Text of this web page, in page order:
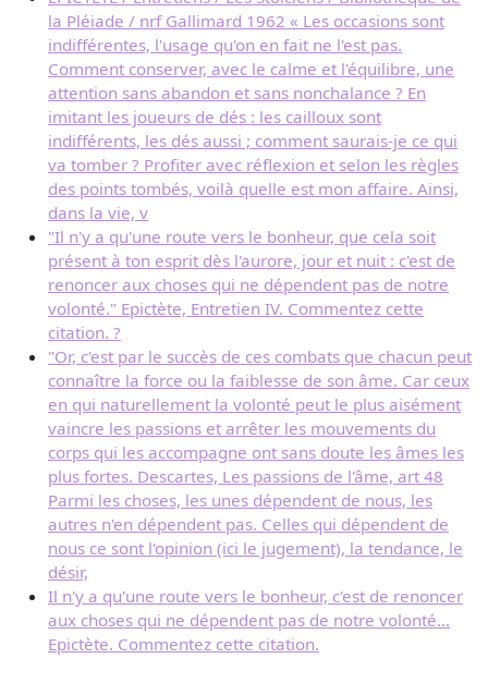
la Pléiade / nrf Gallimard 1962 « Les occasions sont
indifférentes, l'usage qu'on en fait ne l'est pas.
Comment conserver, avec le calme et l'équilibre, une
attention sans abandon et sans nonchalance ? En
imitant les joueurs de dés : les cailloux sont
indifférents, les dés aussi ; comment saurais-je ce qui
va tomber ? Profiter avec réflexion et selon les règles
des points tombés, voilà quelle est mon affaire. Ainsi,
dans la vie, v
"Il n'y a qu'une route vers le bonheur, que cela soit
présent à ton esprit dès l'aurore, jour et nuit : c'est de
renoncer aux choses qui ne dépendent pas de notre
volonté." Epictète, Entretien IV. Commentez cette
citation. ?
"Or, c'est par le succès de ces combats que chacun peut
connaître la force ou la faiblesse de son âme. Car ceux
en qui naturellement la volonté peut le plus aisément
vaincre les passions et arrêter les mouvements du
corps qui les accompagne ont sans doute les âmes les
plus fortes. Descartes, Les passions de l'âme, art 48
Parmi les choses, les unes dépendent de nous, les
autres n'en dépendent pas. Celles qui dépendent de
nous ce sont l'opinion (ici le jugement), la tendance, le
désir,
Il n'y a qu'une route vers le bonheur, c'est de renoncer
aux choses qui ne dépendent pas de notre volonté...
Epictète. Commentez cette citation.